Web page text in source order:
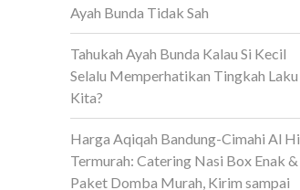
Ayah Bunda Tidak Sah
Tahukah Ayah Bunda Kalau Si Kecil
Selalu Memperhatikan Tingkah Laku
Kita?
Harga Aqiqah Bandung-Cimahi Al
Termurah: Catering Nasi Box Enak &
Paket Domba Murah, Kirim sampai